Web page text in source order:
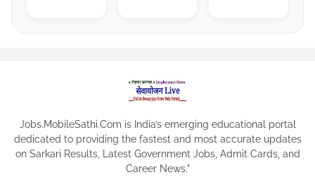
Jobs.MobileSathi.Com is India’s emerging educational portal
dedicated to providing the fastest and most accurate updates
on Sarkari Results, Latest Government Jobs, Admit Cards, and
Career News."